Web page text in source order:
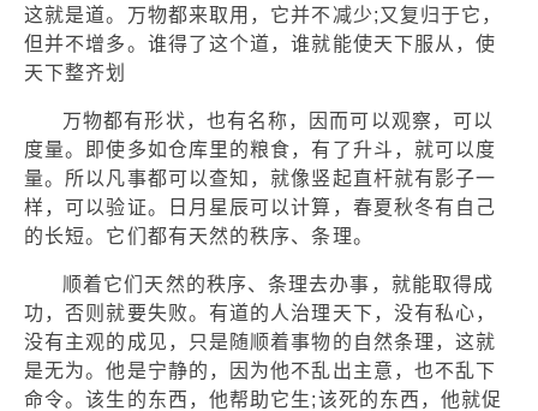
这就是道。万物都来取用，它并不减少;又复归于它，
但并不增多。谁得了这个道，谁就能使天下服从，使
天下整齐划
万物都有形状，也有名称，因而可以观察，可以
度量。即使多如仓库里的粮食，有了升斗，就可以度
量。所以凡事都可以查知，就像竖起直杆就有影子一
样，可以验证。日月星辰可以计算，春夏秋冬有自己
的长短。它们都有天然的秩序、条理。
顺着它们天然的秩序、条理去办事，就能取得成
功，否则就要失败。有道的人治理天下，没有私心，
没有主观的成见，只是随顺着事物的自然条理，这就
是无为。他是宁静的，因为他不乱出主意，也不乱下
命令。该生的东西，他帮助它生;该死的东西，他就促